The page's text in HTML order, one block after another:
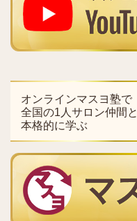
オンラインマスヨ塾で
全国の1人サロン仲間と
本格的に学ぶ